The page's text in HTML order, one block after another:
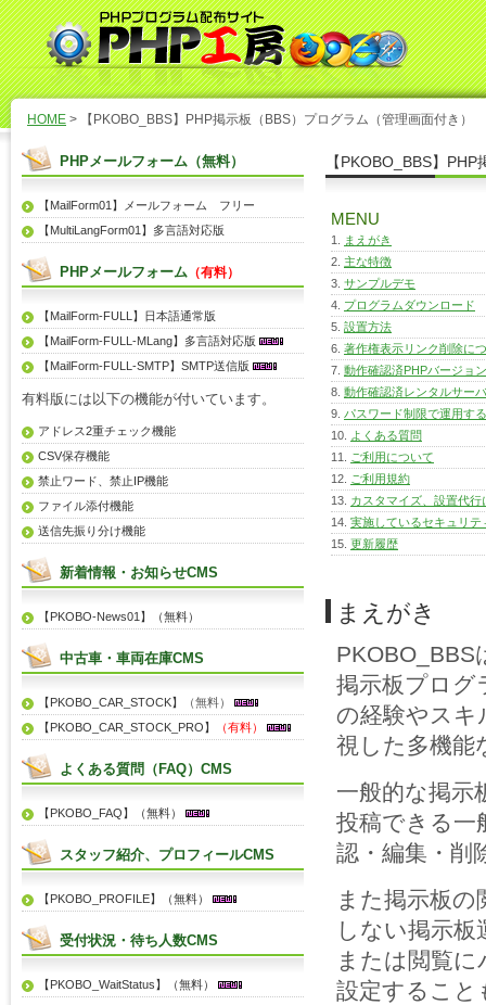
HOME > 【PKOBO_BBS】PHP掲示板（BBS）プログラム（管理画面付き）
【PKOBO_BBS】
MENU
まえがき
主な特徴
サンプルデモ
プログラムダウンロード
設置方法
著作権表示リンク削除に
動作確認済PHPバージョン
動作確認済レンタルサー
パスワード制限で運用す
よくある質問
ご利用について
ご利用規約
カスタマイズ、設置代行
実施しているセキュリテ
更新履歴
まえがき
掲示板プログ
の経験やスキ
視した多機能
一般的な掲示
投稿できる一
認・編集・削
また掲示板
しない掲示板
または閲覧
設定すること
PHPメールフォーム（無料）
【MailForm01】メールフォーム フリー
【MultiLangForm01】多言語対応版
PHPメールフォーム （有料）
【MailForm-FULL】日本語通常版
【MailForm-FULL-MLang】多言語対応版
【MailForm-FULL-SMTP】SMTP送信版
有料版には以下の機能が付いています。
アドレス2重チェック機能
CSV保存機能
禁止ワード、禁止IP機能
ファイル添付機能
送信先振り分け機能
新着情報・お知らせCMS
【PKOBO-News01】（無料）
中古車・車両在庫CMS
【PKOBO_CAR_STOCK】
（無料）
【PKOBO_CAR_STOCK_PRO】
（有料）
よくある質問（FAQ）CMS
【PKOBO_FAQ】（無料）
スタッフ紹介、プロフィールCMS
【PKOBO_PROFILE】（無料）
受付状況・待ち人数CMS
【PKOBO_WaitStatus】（無料）